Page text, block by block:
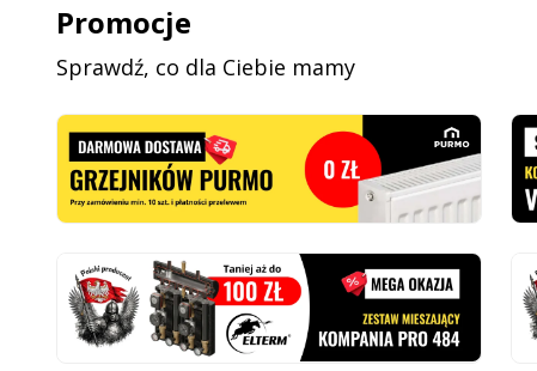
Promocje
Sprawdź, co dla Ciebie mamy